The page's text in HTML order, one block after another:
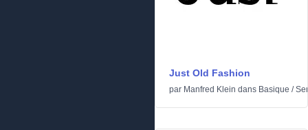
Just Old Fashion
par Manfred Klein dans Basique /